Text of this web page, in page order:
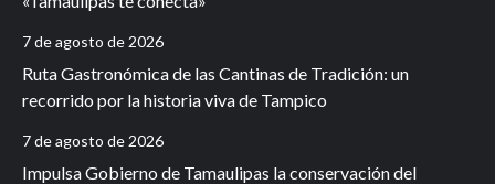
7 de agosto de 2026
Ruta Gastronómica de las Cantinas de Tradición: un
recorrido por la historia viva de Tampico
7 de agosto de 2026
Impulsa Gobierno de Tamaulipas la conservación del